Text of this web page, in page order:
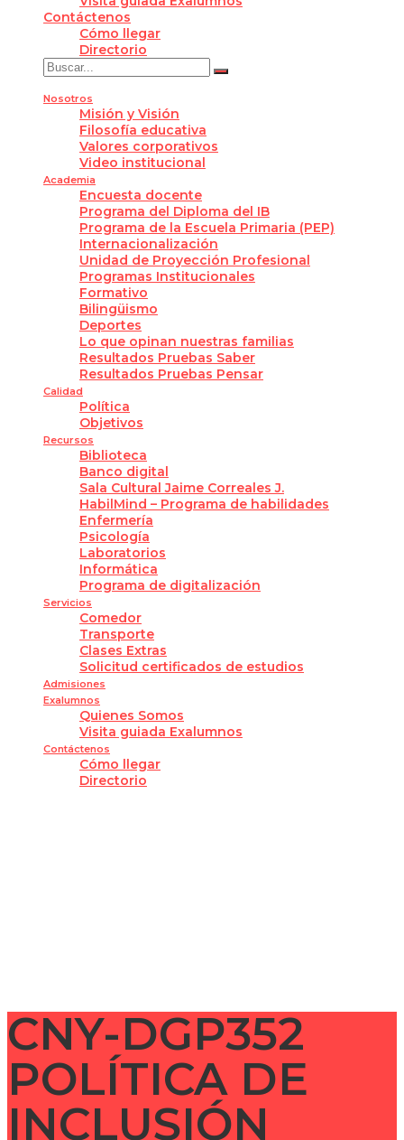
Contáctenos
Cómo llegar
Directorio
Nosotros
Misión y Visión
Filosofía educativa
Valores corporativos
Video institucional
Academia
Encuesta docente
Programa del Diploma del IB
Programa de la Escuela Primaria (PEP)
Internacionalización
Unidad de Proyección Profesional
Programas Institucionales
Formativo
Bilingüismo
Deportes
Lo que opinan nuestras familias
Resultados Pruebas Saber
Resultados Pruebas Pensar
Calidad
Política
Objetivos
Recursos
Biblioteca
Banco digital
Sala Cultural Jaime Correales J.
HabilMind – Programa de habilidades
Enfermería
Psicología
Laboratorios
Informática
Programa de digitalización
Servicios
Comedor
Transporte
Clases Extras
Solicitud certificados de estudios
Admisiones
Exalumnos
Quienes Somos
Visita guiada Exalumnos
Contáctenos
Cómo llegar
Directorio
CNY-DGP352
POLÍTICA DE
INCLUSIÓN